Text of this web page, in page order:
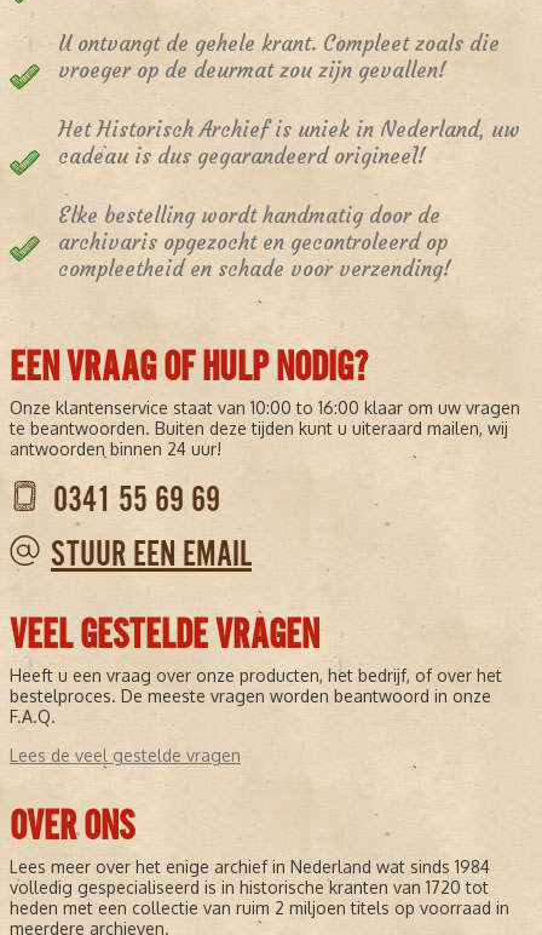
U ontvangt de gehele krant. Compleet zoals die
vroeger op de deurmat zou zijn gevallen!
Het Historisch Archief is uniek in Nederland, uw
cadeau is dus gegarandeerd origineel!
Elke bestelling wordt handmatig door de
archivaris opgezocht en gecontroleerd op
compleetheid en schade voor verzending!
EEN VRAAG OF HULP NODIG?
Onze klantenservice staat van 10:00 to 16:00 klaar om uw vragen
te beantwoorden. Buiten deze tijden kunt u uiteraard mailen, wij
antwoorden binnen 24 uur!
0341 55 69 69
STUUR EEN EMAIL
VEEL GESTELDE VRAGEN
Heeft u een vraag over onze producten, het bedrijf, of over het
bestelproces. De meeste vragen worden beantwoord in onze
F.A.Q.
Lees de veel gestelde vragen
OVER ONS
Lees meer over het enige archief in Nederland wat sinds 1984
volledig gespecialiseerd is in historische kranten van 1720 tot
heden met een collectie van ruim 2 miljoen titels op voorraad in
meerdere archieven.